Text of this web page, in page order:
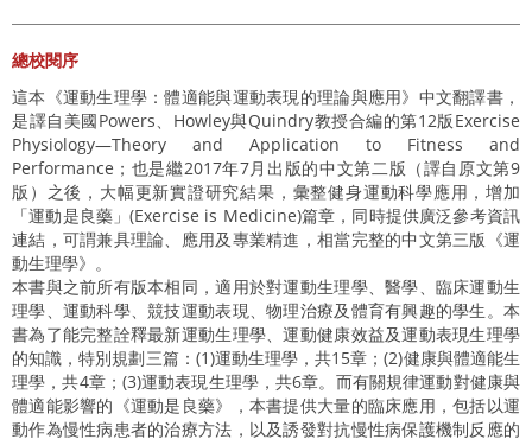
總校閱序
這本《運動生理學：體適能與運動表現的理論與應用》中文翻譯書，
是譯自美國Powers、Howley與Quindry教授合編的第12版Exercise
Physiology—Theory and Application to Fitness and
Performance；也是繼2017年7月出版的中文第二版（譯自原文第9
版）之後，大幅更新實證研究結果，彙整健身運動科學應用，增加
「運動是良藥」(Exercise is Medicine)篇章，同時提供廣泛參考資訊
連結，可謂兼具理論、應用及專業精進，相當完整的中文第三版《運
動生理學》。
本書與之前所有版本相同，適用於對運動生理學、醫學、臨床運動生
理學、運動科學、競技運動表現、物理治療及體育有興趣的學生。本
書為了能完整詮釋最新運動生理學、運動健康效益及運動表現生理學
的知識，特別規劃三篇：(1)運動生理學，共15章；(2)健康與體適能生
理學，共4章；(3)運動表現生理學，共6章。而有關規律運動對健康與
體適能影響的《運動是良藥》，本書提供大量的臨床應用，包括以運
動作為慢性病患者的治療方法，以及誘發對抗慢性病保護機制反應的